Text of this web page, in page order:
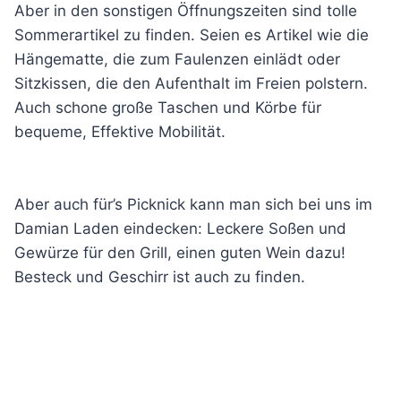
Aber in den sonstigen Öffnungszeiten sind tolle
Sommerartikel zu finden. Seien es Artikel wie die
Hängematte, die zum Faulenzen einlädt oder
Sitzkissen, die den Aufenthalt im Freien polstern.
Auch schone große Taschen und Körbe für
bequeme, Effektive Mobilität.
Aber auch für’s Picknick kann man sich bei uns im
Damian Laden eindecken: Leckere Soßen und
Gewürze für den Grill, einen guten Wein dazu!
Besteck und Geschirr ist auch zu finden.